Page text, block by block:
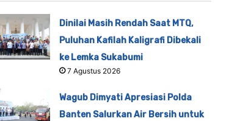
Dinilai Masih Rendah Saat MTQ,
Puluhan Kafilah Kaligrafi Dibekali
ke Lemka Sukabumi
7 Agustus 2026
Wagub Dimyati Apresiasi Polda
Banten Salurkan Air Bersih untuk